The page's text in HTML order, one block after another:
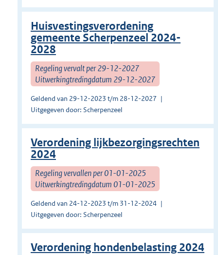
Huisvestingsverordening
gemeente Scherpenzeel 2024-
2028
Regeling vervalt per 29-12-2027
Uitwerkingtredingdatum 29-12-2027
Geldend van 29-12-2023 t/m 28-12-2027
Uitgegeven door: Scherpenzeel
Verordening lijkbezorgingsrechten
2024
Regeling vervallen per 01-01-2025
Uitwerkingtredingdatum 01-01-2025
Geldend van 24-12-2023 t/m 31-12-2024
Uitgegeven door: Scherpenzeel
Verordening hondenbelasting 2024